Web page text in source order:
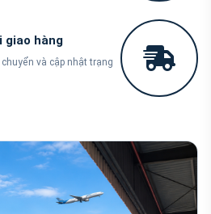
giao hàng
chuyển và cập nhật trạng